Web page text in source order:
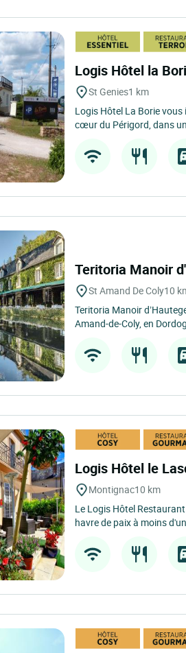
Logis Hôtel la
St Genies1 km
Logis Hôtel La Borie
cœur du Périgord, dans
Teritoria Manoir
St Amand De Coly10
Teritoria Manoir
Amand-de-Coly, en
Logis Hôtel le
Montignac10 km
Le Logis Hôtel
havre de paix à moins